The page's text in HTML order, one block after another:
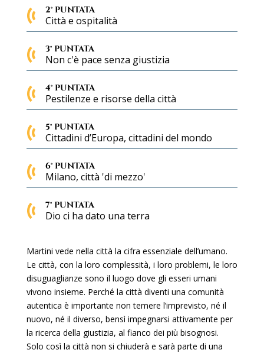
2° PUNTATA
Città e ospitalità
3° PUNTATA
Non c'è pace senza giustizia
4° PUNTATA
Pestilenze e risorse della città
5° PUNTATA
Cittadini d’Europa, cittadini del mondo
6° PUNTATA
Milano, città 'di mezzo'
7° PUNTATA
Dio ci ha dato una terra
Martini vede nella città la cifra essenziale dell’umano.
Le città, con la loro complessità, i loro problemi, le loro
disuguaglianze sono il luogo dove gli esseri umani
vivono insieme. Perché la città diventi una comunità
autentica è importante non temere l’imprevisto, né il
nuovo, né il diverso, bensì impegnarsi attivamente per
la ricerca della giustizia, al fianco dei più bisognosi.
Solo così la città non si chiuderà e sarà parte di una